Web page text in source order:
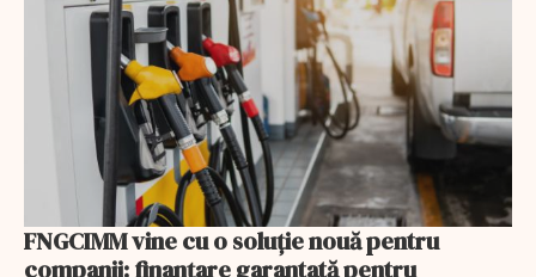
FNGCIMM vine cu o soluție nouă pentru
companii: finanțare garantată pentru